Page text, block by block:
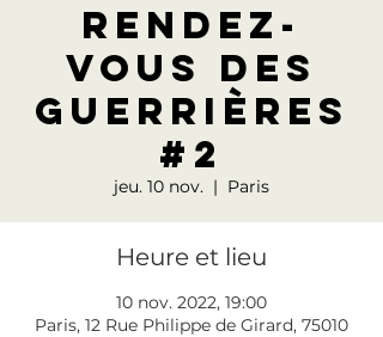
Rendez-
vous des
guerrières
#2
jeu. 10 nov.
  |
Paris
Heure et lieu
10 nov. 2022, 19:00
Paris, 12 Rue Philippe de Girard, 75010